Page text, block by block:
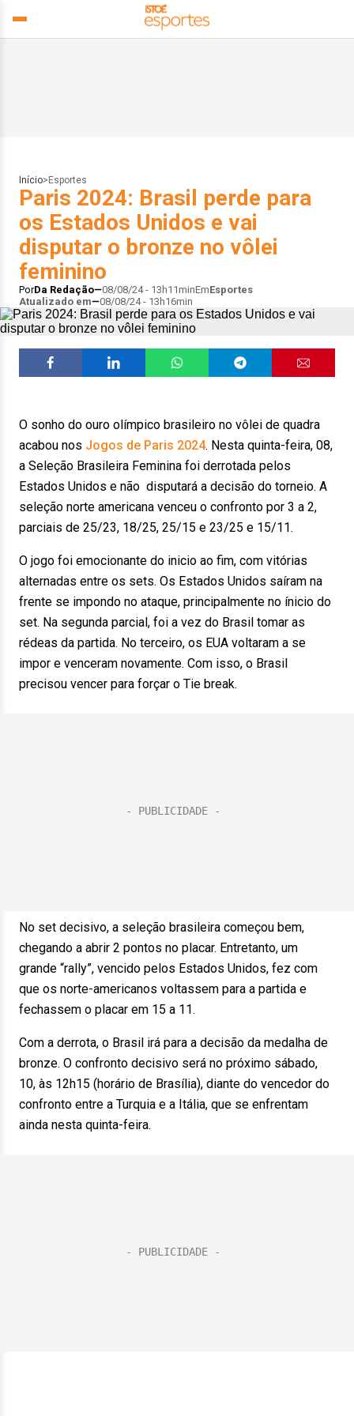
Início> Esportes
Paris 2024: Brasil perde para
os Estados Unidos e vai
disputar o bronze no vôlei
feminino
PorDa Redação 08/08/24 - 13h11minEmEsportes
Atualizado em
08/08/24 - 13h16min
O sonho do ouro olímpico brasileiro no vôlei de quadra
acabou nos Jogos de Paris 2024. Nesta quinta-feira, 08,
a Seleção Brasileira Feminina foi derrotada pelos
Estados Unidos e não disputará a decisão do torneio. A
seleção norte americana venceu o confronto por 3 a 2,
parciais de 25/23, 18/25, 25/15 e 23/25 e 15/11.
O jogo foi emocionante do inicio ao fim, com vitórias
alternadas entre os sets. Os Estados Unidos saíram na
frente se impondo no ataque, principalmente no ínicio do
set. Na segunda parcial, foi a vez do Brasil tomar as
rédeas da partida. No terceiro, os EUA voltaram a se
impor e venceram novamente. Com isso, o Brasil
precisou vencer para forçar o Tie break.
No set decisivo, a seleção brasileira começou bem,
chegando a abrir 2 pontos no placar. Entretanto, um
grande “rally”, vencido pelos Estados Unidos, fez com
que os norte-americanos voltassem para a partida e
fechassem o placar em 15 a 11.
Com a derrota, o Brasil irá para a decisão da medalha de
bronze. O confronto decisivo será no próximo sábado,
10, às 12h15 (horário de Brasília), diante do vencedor do
confronto entre a Turquia e a Itália, que se enfrentam
ainda nesta quinta-feira.